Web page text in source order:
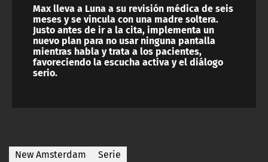
Max lleva a Luna a su revisión médica de seis
meses y se vincula con una madre soltera.
Justo antes de ir a la cita, implementa un
nuevo plan para no usar ninguna pantalla
mientras habla y trata a los pacientes,
favoreciendo la escucha activa y el diálogo
serio.
New Amsterdam Serie